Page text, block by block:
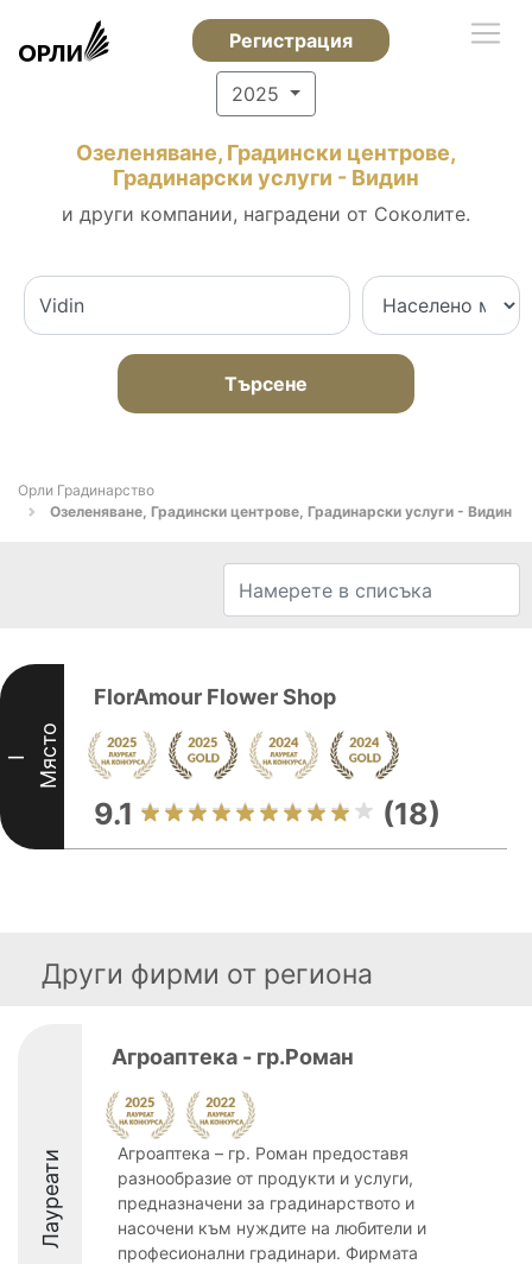
Регистрация
2025
Озеленяване, Градински центрове,
Градинарски услуги - Видин
и други компании, наградени от Соколите.
Търсене
Орли Градинарство
Озеленяване, Градински центрове, Градинарски услуги - Видин
I Място
FlorAmour Flower Shop
9.1 (18)
Други фирми от региона
Лауреати
Агроаптека - гр.Роман
Агроаптека – гр. Роман предоставя
разнообразие от продукти и услуги,
предназначени за градинарството и
насочени към нуждите на любители и
професионални градинари. Фирмата